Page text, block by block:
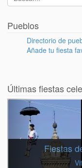
Pueblos
Directorio de
Añade tu fiesta
Últimas fiestas
Fiestas